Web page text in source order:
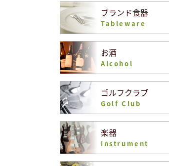
ブランド食器
Tableware
お酒
Alcohol
ゴルフクラブ
Golf Club
楽器
Instrument